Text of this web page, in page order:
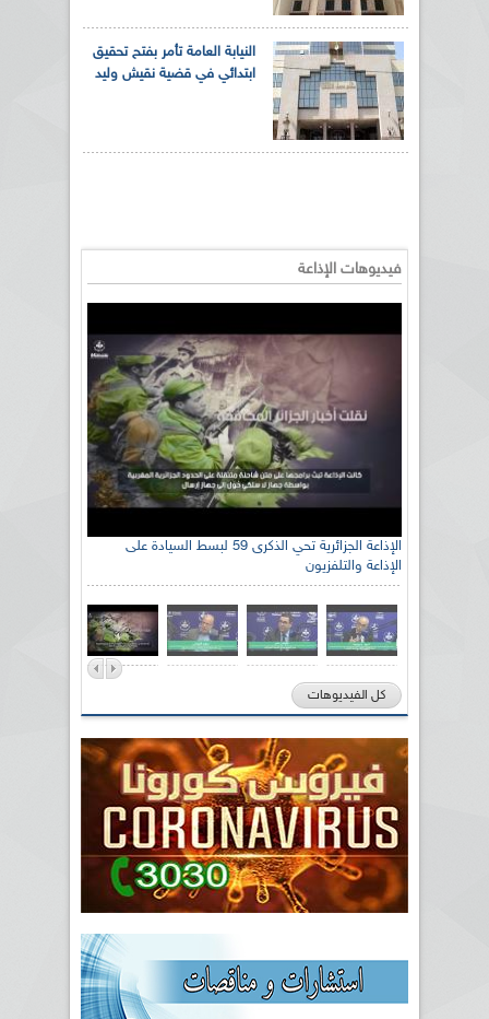
النيابة العامة تأمر بفتح تحقيق
ابتدائي في قضية نقيش وليد
فيديوهات الإذاعة
الإذاعة الجزائرية تحي الذكرى 59 لبسط السيادة على
الإذاعة والتلفزيون
كل الفيديوهات